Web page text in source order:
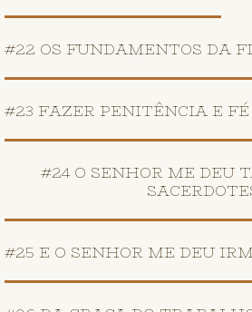
#22 OS FUNDAMENTOS DA
#23 FAZER PENITÊNCIA E FÉ
#24 O SENHOR ME DEU
#25 E O SENHOR ME DEU